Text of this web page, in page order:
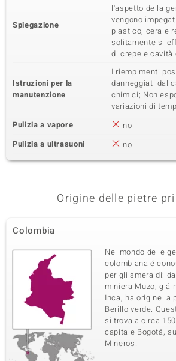
Spiegazione
l'aspetto della
vengono
plastico, cera e
solitamente si
di crepe e
Istruzioni per la
manutenzione
I riempimenti
danneggiati dal
chimici; Non
variazioni di
Pulizia a vapore
no
Pulizia a ultrasuoni
no
Origine delle pietre
Colombia
Nel mondo delle
colombiana é
per gli smeraldi:
miniera Muzo, giá
Inca, ha origine la
Berillo verde.
si trova a circa
capitale Bogotá,
Mineros.